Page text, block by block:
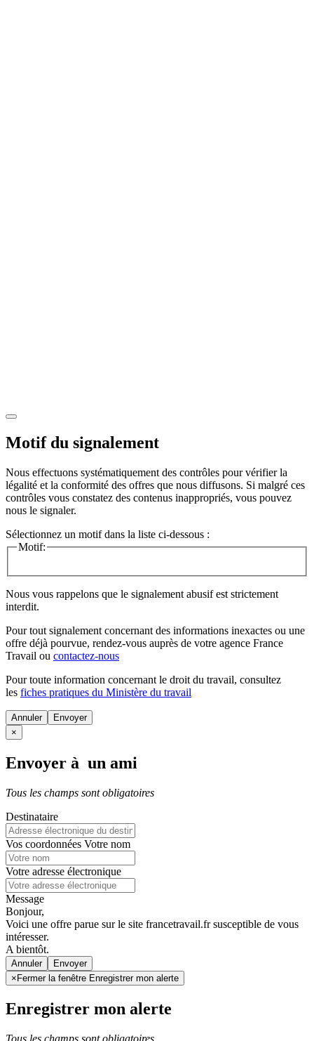
Motif du signalement
Nous effectuons systématiquement des contrôles pour vérifier la
légalité et la conformité des offres que nous diffusons. Si malgré ces
contrôles vous constatez des contenus inappropriés, vous pouvez
nous le signaler.
Sélectionnez un motif dans la liste ci-dessous :
Motif:
Nous vous rappelons que le signalement abusif est strictement
interdit.
Pour tout signalement concernant des informations inexactes ou une
offre déjà pourvue, rendez-vous auprès de votre agence France
Travail ou contactez-nous
Pour toute information concernant le droit du travail, consultez
les fiches pratiques du Ministère du travail
Annuler
×
Envoyer à un ami
Tous les champs sont obligatoires
Destinataire
Vos coordonnées Votre nom
Votre adresse électronique
Message
Bonjour,
Voici une offre parue sur le site francetravail.fr susceptible de vous
intéresser.
A bientôt.
Annuler
× Fermer la fenêtre Enregistrer mon alerte
Enregistrer mon alerte
Tous les champs sont obligatoires